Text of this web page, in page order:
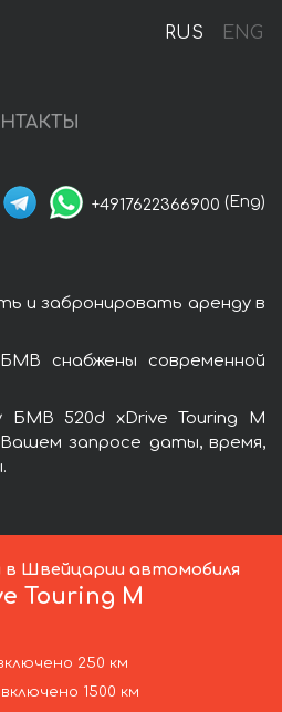
RUS ENG
+4917622366900 (Eng)
и забронировать аренду в
снабжены современной
БМВ 520d xDrive Touring M
запросе даты, время,
Швейцарии автомобиля
Touring M
250 км
1500 км